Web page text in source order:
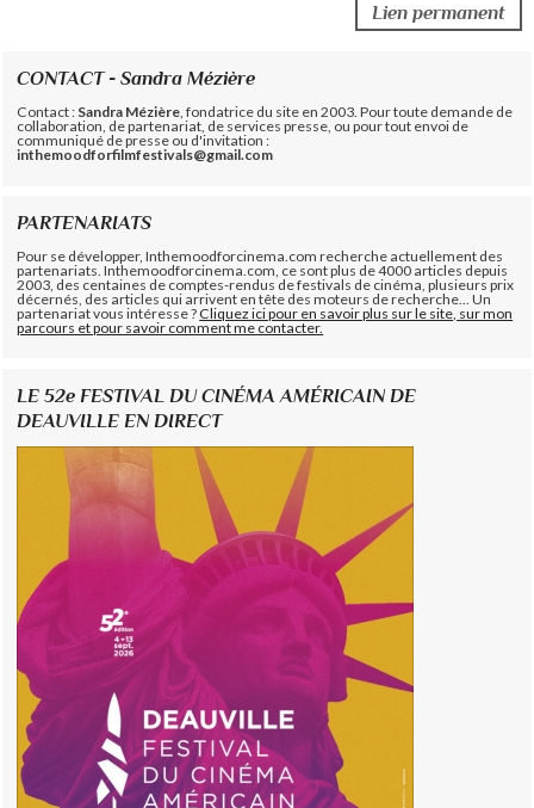
Lien permanent
CONTACT - Sandra Mézière
Contact : Sandra Mézière , fondatrice du site en 2003. Pour toute demande de
collaboration, de partenariat, de services presse, ou pour tout envoi de
communiqué de presse ou d'invitation :
inthemoodforfilmfestivals@gmail.com
PARTENARIATS
Pour se développer, Inthemoodforcinema.com recherche actuellement des
partenariats. Inthemoodforcinema.com, ce sont plus de 4000 articles depuis
2003, des centaines de comptes-rendus de festivals de cinéma, plusieurs prix
décernés, des articles qui arrivent en tête des moteurs de recherche... Un
partenariat vous intéresse ?Cliquez ici pour en savoir plus sur le site, sur mon
parcours et pour savoir comment me contacter.
LE 52e FESTIVAL DU CINÉMA AMÉRICAIN DE
DEAUVILLE EN DIRECT